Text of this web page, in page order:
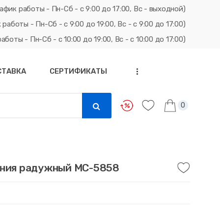
работы - Пн-Сб - с 9:00 до 17:00, Вс - выходной)
- Пн-Сб - с 9:00 до 19:00, Вс - с 9:00 до 17:00)
- Пн-Сб - с 10:00 до 19:00, Вс - с 10:00 до 17:00)
СЕРТИФИКАТЫ ...
0
радужный МС-5858